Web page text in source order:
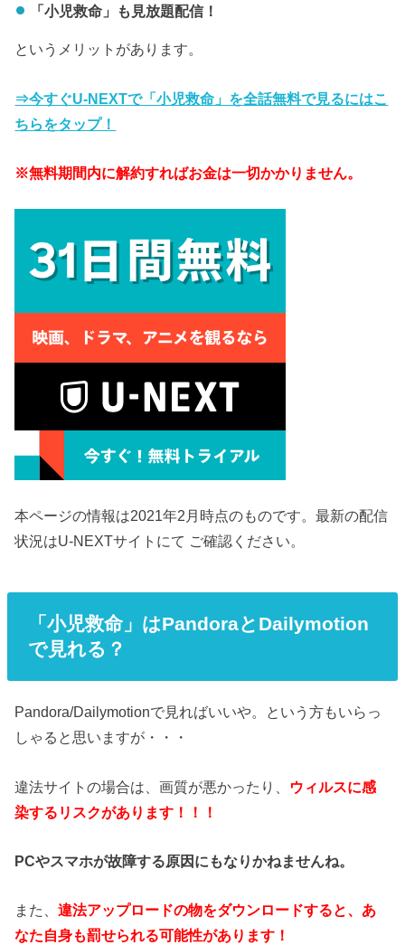
「小児救命」も見放題配信！
というメリットがあります。
⇒今すぐU-NEXTで「小児救命」を全話無料で見るにはこ
ちらをタップ！
※無料期間内に解約すればお金は一切かかりません。
本ページの情報は2021年2月時点のものです。最新の配信
状況はU-NEXTサイトにて ご確認ください。
「小児救命」はPandoraとDailymotion
で見れる？
Pandora/Dailymotionで見ればいいや。という方もいらっ
しゃると思いますが・・・
違法サイトの場合は、画質が悪かったり、 ウィルスに感
染するリスクがあります！！！
PCやスマホが故障する原因にもなりかねませんね。
また、違法アップロードの物をダウンロードすると、あ
なた自身も罰せられる可能性があります！